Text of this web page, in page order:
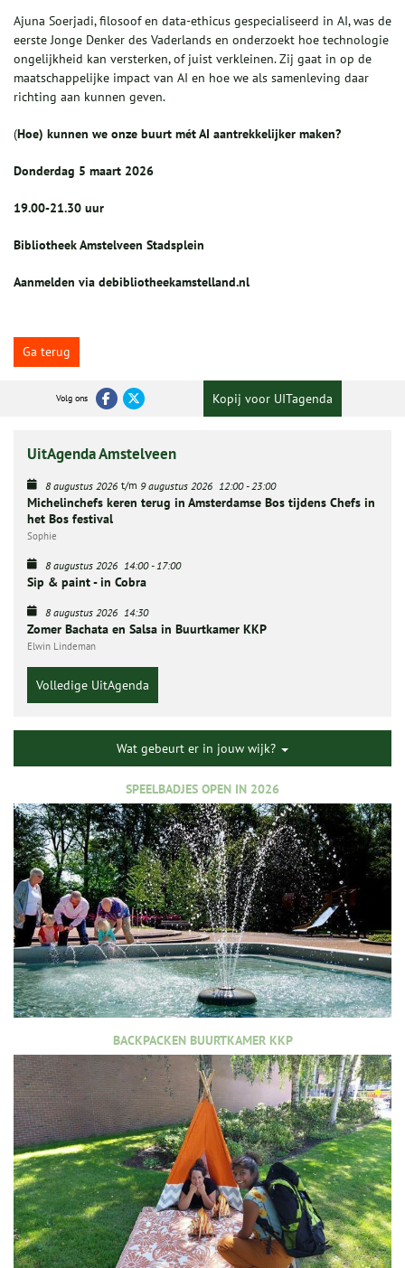
Ajuna Soerjadi, filosoof en data-ethicus gespecialiseerd in AI, was de
eerste Jonge Denker des Vaderlands en onderzoekt hoe technologie
ongelijkheid kan versterken, of juist verkleinen. Zij gaat in op de
maatschappelijke impact van AI en hoe we als samenleving daar
richting aan kunnen geven.
(Hoe) kunnen we onze buurt mét AI aantrekkelijker maken?
Donderdag 5 maart 2026
19.00-21.30 uur
Bibliotheek Amstelveen Stadsplein
Aanmelden via debibliotheekamstelland.nl
Ga terug
Volg ons Kopij voor UITagenda
UitAgenda Amstelveen
8 augustus 2026 t/m 9 augustus 2026 12:00-23:00
Michelinchefs keren terug in Amsterdamse Bos tijdens Chefs in
het Bos festival
Sophie
8 augustus 2026 14:00-17:00
Sip & paint - in Cobra
8 augustus 2026 14:30
Zomer Bachata en Salsa in Buurtkamer KKP
Elwin Lindeman
Volledige UitAgenda
Wat gebeurt er in jouw wijk?
SPEELBADJES OPEN IN 2026
BACKPACKEN BUURTKAMER KKP